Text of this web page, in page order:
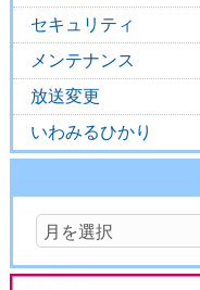
セキュリティ
メンテナンス
放送変更
いわみるひかり